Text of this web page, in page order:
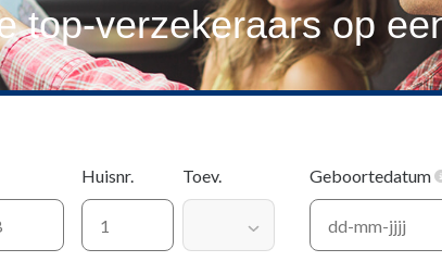
top-verzekeraars op
Huisnr. Toev.
Geboortedatum